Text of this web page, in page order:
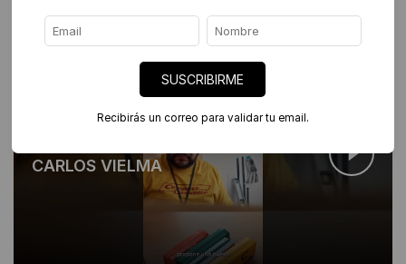
CARLOS VIELMA
SUSCRIBIRME
Recibirás un correo para validar tu email.